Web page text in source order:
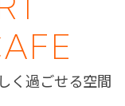
く過ごせる空間